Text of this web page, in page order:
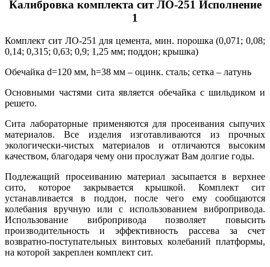
Калибровка комплекта сит ЛО-251 Исполнение
1
Комплект сит ЛО-251 для цемента, мин. порошка (0,071; 0,08;
0,14; 0,315; 0,63; 0,9; 1,25 мм; поддон; крышка)
Обечайка d=120 мм, h=38 мм – оцинк. сталь; сетка – латунь
Основными частями сита является обечайка с шильдиком и
решето.
Сита лабораторные применяются для просеивания сыпучих
материалов. Все изделия изготавливаются из прочных
экологически-чистых материалов и отличаются высоким
качеством, благодаря чему они прослужат Вам долгие годы.
Подлежащий просеиванию материал засыпается в верхнее
сито, которое закрывается крышкой. Комплект сит
устанавливается в поддон, после чего ему сообщаются
колебания вручную или с использованием вибропривода.
Использование вибропривода позволяет повысить
производительность и эффективность рассева за счет
возвратно-поступательных винтовых колебаний платформы,
на которой закреплен комплект сит.